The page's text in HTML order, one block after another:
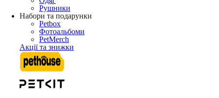
Рушники
Набори та подарунки
Petbox
Фотоальбоми
PetMerch
Акції та знижки